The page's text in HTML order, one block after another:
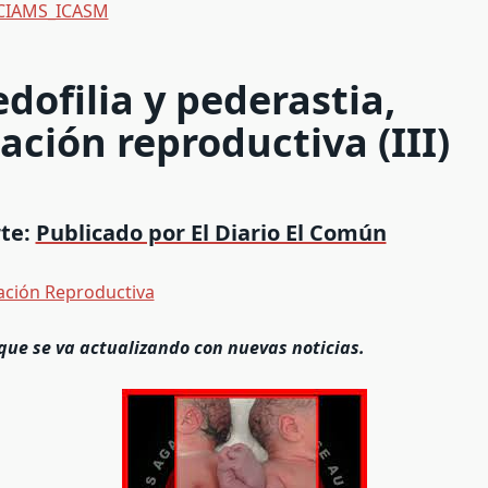
y pederastia,
reproductiva (III)
Publicado por El Diario El Común
Reproductiva
se va actualizando con nuevas noticias.